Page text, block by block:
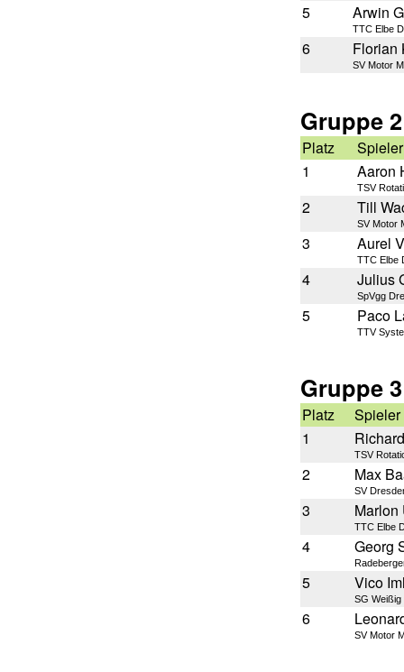
5 Arwin
TTC Elbe
6 Florian
SV Motor
Gruppe 2
Platz
Spieler
1
Aaron
TSV
2 Till
SV Motor
3 Aurel
TTC Elbe
4 Julius
SpVgg
5 Paco
TTV
Gruppe 3
Platz
Spieler
1
TSV
2 Max
SV
3 Marlon
TTC Elbe
4 Georg
5 Vico
SG Weißig
6
SV Motor